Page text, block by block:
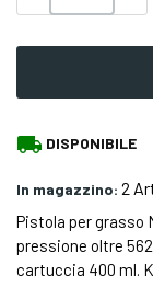
local_shipping DISPONIBILE
In magazzino: 2
Pistola per grasso
pressione oltre
cartuccia 400 ml.